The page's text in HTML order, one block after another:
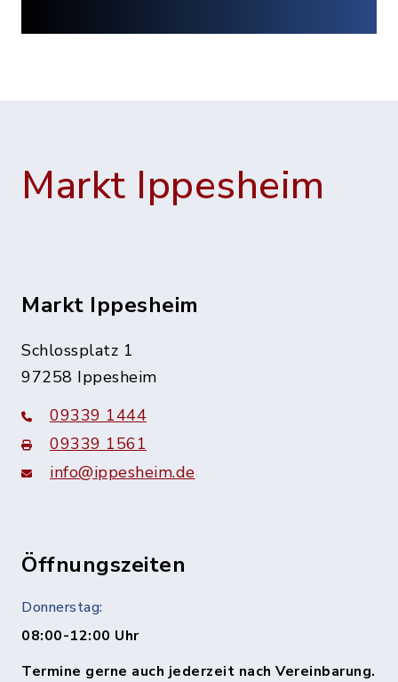
Markt Ippesheim
Markt Ippesheim
Schlossplatz 1
97258 Ippesheim
09339 1444
09339 1561
info@ippesheim.de
Öffnungszeiten
Donnerstag:
08:00-12:00 Uhr
Termine gerne auch jederzeit nach Vereinbarung.